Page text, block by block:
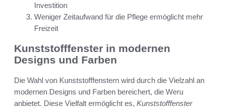
Investition
Weniger Zeitaufwand für die Pflege ermöglicht mehr
Freizeit
Kunststofffenster in modernen
Designs und Farben
Die Wahl von Kunststofffenstern wird durch die Vielzahl an
modernen Designs und Farben bereichert, die Weru
anbietet. Diese Vielfalt ermöglicht es, Kunststofffenster